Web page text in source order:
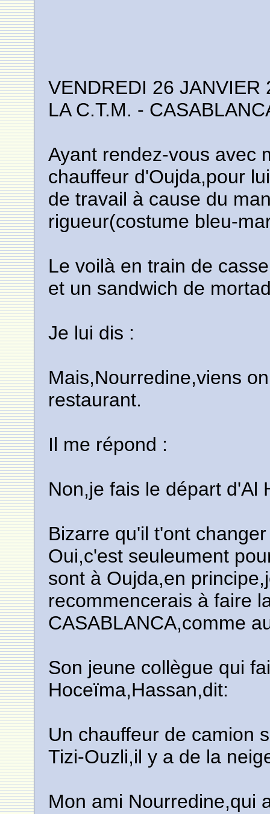
VENDREDI 26
LA C.T.M. -
Ayant rendez-vous avec
chauffeur d'Oujda,pour
de travail à cause du
rigueur(costume bleu-
Le voilà en train de
et un sandwich de
Je lui dis :
Mais,Nourredine,viens
restaurant.
Il me répond :
Non,je fais le départ d'Al
Bizarre qu'il t'ont
Oui,c'est seuleument
sont à Oujda,en
recommencerais à faire
CASABLANCA,comme
Son jeune collègue qui
Hoceïma,Hassan,dit:
Un chauffeur de camion
Tizi-Ouzli,il y a de la
Mon ami Nourredine,qui